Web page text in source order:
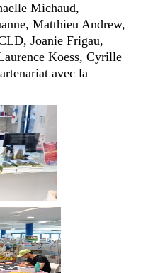
Michaud,
Matthieu Andrew,
Joanie Frigau,
Koess, Cyrille
avec la